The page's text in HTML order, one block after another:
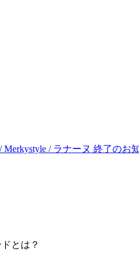
Merkystyle / ラナーヌ 終了のお
とは？